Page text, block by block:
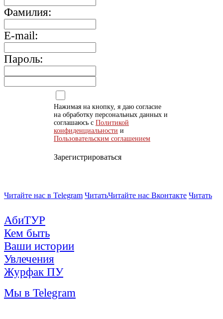
Фамилия:
E-mail:
Пароль:
Нажимая на кнопку, я даю согласие
на обработку персональных данных и
соглашаюсь с Политикой
конфиденциальности и
Пользовательским соглашением
Зарегистрироваться
Читайте нас в Telegram ЧитатьЧитайте нас Вконтакте Читать
АбиТУР
Кем быть
Ваши истории
Увлечения
Журфак ПУ
Мы в Telegram